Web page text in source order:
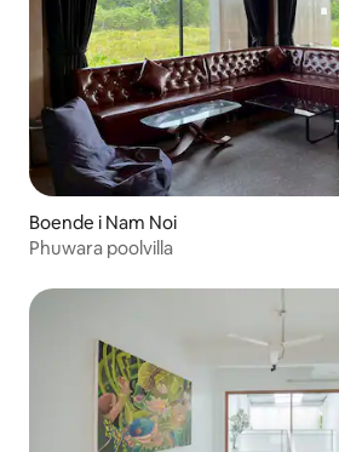
Boende i Nam Noi
Phuwara poolvilla